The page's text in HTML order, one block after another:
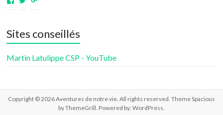
aventuresdenotrevie
sur
Samsenie
sur
samsenie
sur
Sites conseillés
Martin Latulippe CSP - YouTube
Copyright © 2026Aventures de notre vie. All rights reserved. ThemeSpacious
by ThemeGrill. Powered by: WordPress